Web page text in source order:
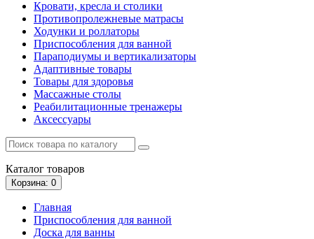
Кровати, кресла и столики
Противопролежневые матрасы
Ходунки и роллаторы
Приспособления для ванной
Параподиумы и вертикализаторы
Адаптивные товары
Товары для здоровья
Массажные столы
Реабилитационные тренажеры
Аксессуары
Каталог товаров
Корзина: 0
Главная
Приспособления для ванной
Доска для ванны